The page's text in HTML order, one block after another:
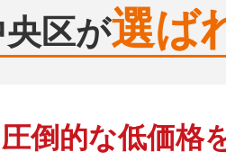
区が選ば
圧倒的な低価格